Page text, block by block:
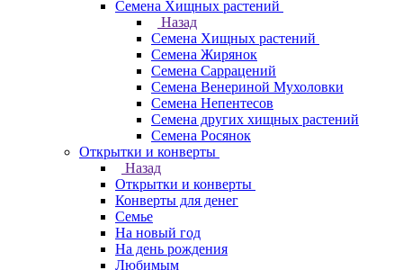
Семена Хищных растений
Назад
Семена Хищных растений
Семена Жирянок
Семена Саррацений
Семена Венериной Мухоловки
Семена Непентесов
Семена других хищных растений
Семена Росянок
Открытки и конверты
Назад
Открытки и конверты
Конверты для денег
Семье
На новый год
На день рождения
Любимым